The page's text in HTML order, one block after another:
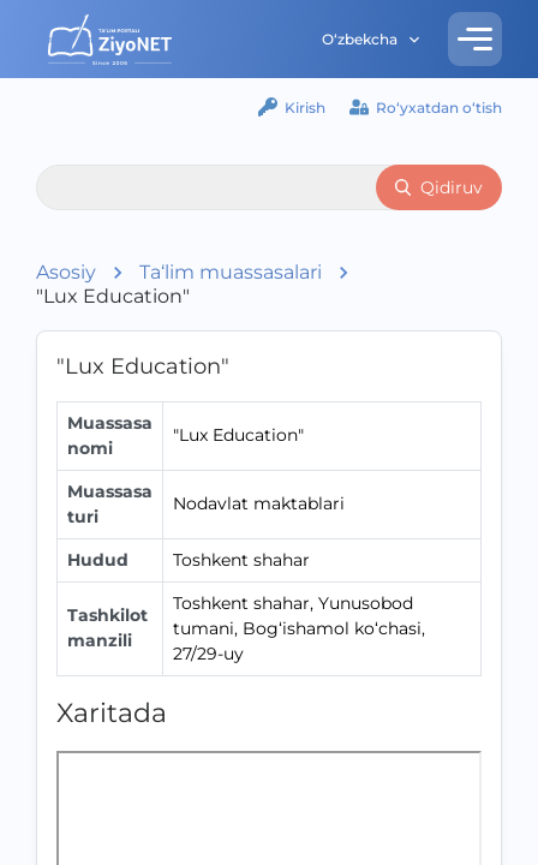
O‘zbekcha
Kirish Ro‘yxatdan o‘tish
Qidiruv
Asosiy
Ta‘lim muassasalari
"Lux Education"
"Lux Education"
Muassasa
nomi
"Lux Education"
Muassasa
turi
Nodavlat maktablari
Hudud Toshkent shahar
Tashkilot
manzili
Toshkent shahar, Yunusobod
tumani, Bog‘ishamol ko‘chasi,
27/29-uy
Xaritada